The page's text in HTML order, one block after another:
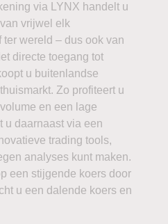
via LYNX handelt u
vrijwel elk
wereld – dus ook van
directe toegang tot
u buitenlandse
Zo profiteert u
en een lage
u daarnaast via een
trading tools,
analyses kunt maken.
een stijgende koers door
u een dalende koers en